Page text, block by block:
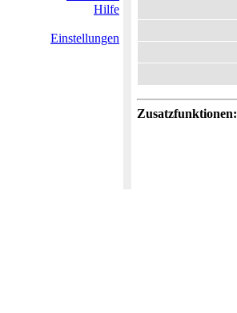
Hilfe
Einstellungen
Zusatzfunktionen: